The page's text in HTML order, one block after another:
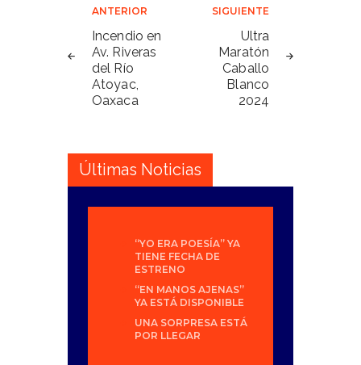
Navegación
de
entradas
ANTERIOR
Incendio en
Av. Riveras
del Río
Atoyac,
Oaxaca
SIGUIENTE
Ultra
Maratón
Caballo
Blanco
2024
Últimas Noticias
“YO ERA POESÍA” YA
TIENE FECHA DE
ESTRENO
“EN MANOS AJENAS”
YA ESTÁ DISPONIBLE
UNA SORPRESA ESTÁ
POR LLEGAR